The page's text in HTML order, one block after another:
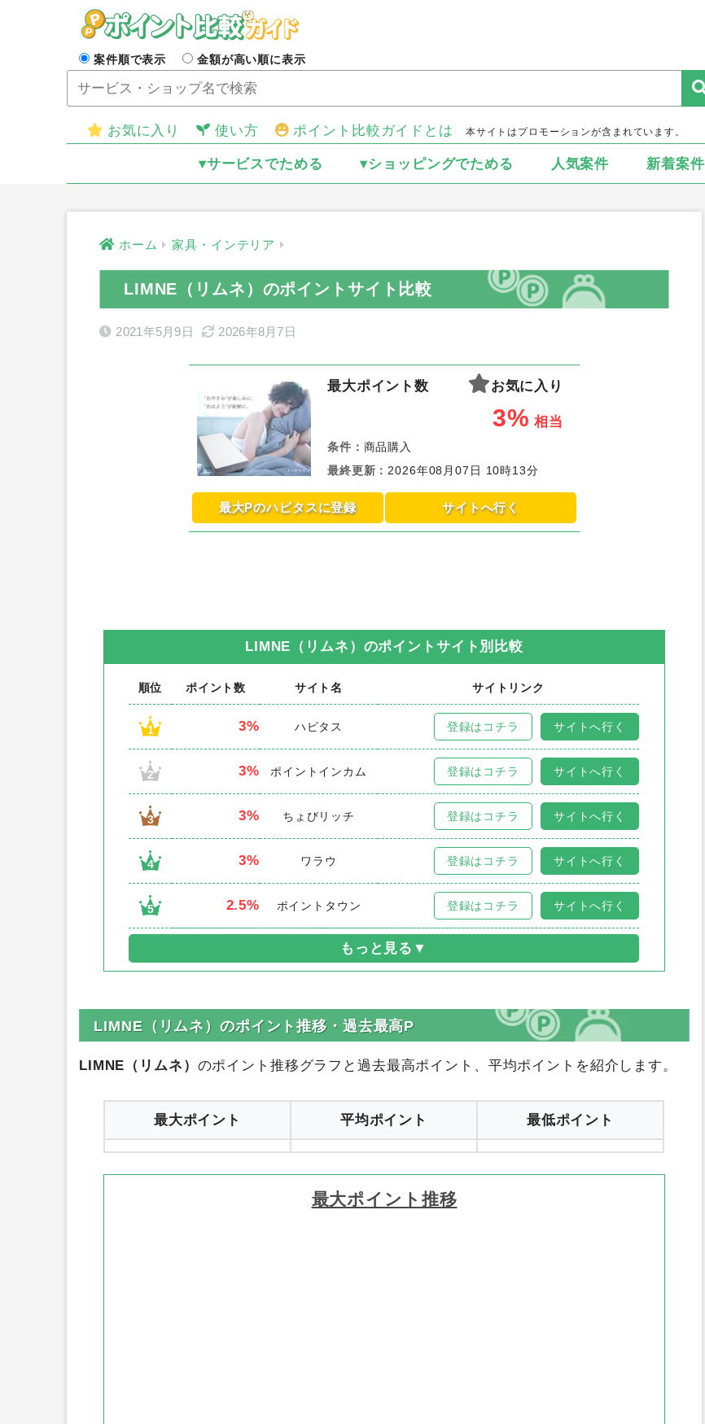
案件順で表示 金額が高い順に表示
お気に入り 使い方 ポイント比較ガイドとは 本サイトはプロモーションが含まれています。
▾サービスでためる ▾ショッピングでためる 人気案件 新着案件
ホーム 家具・インテリア
LIMNE（リムネ）のポイントサイト比較
2021年5月9日 2026年8月7日
最大ポイント数 お気に入り
3% 相当
条件： 商品購入
最終更新 ： 2026年08月07日 10時13分
最大Pのハピタスに登録 サイトへ行く
LIMNE（リムネ） のポイントサイト別比較
順位 ポイント数 サイト名 サイトリンク
1 3% ハピタス 登録はコチラ サイトへ行く
2 3% ポイントインカム 登録はコチラ サイトへ行く
3 3% ちょびリッチ 登録はコチラ サイトへ行く
4 3% ワラウ 登録はコチラ サイトへ行く
5 2.5% ポイントタウン 登録はコチラ サイトへ行く
LIMNE（リムネ）のポイント推移・過去最高P
LIMNE（リムネ） のポイント推移グラフと過去最高ポイント、平均ポイントを紹介します。
最大ポイント 平均ポイント 最低ポイント
最大ポイント推移